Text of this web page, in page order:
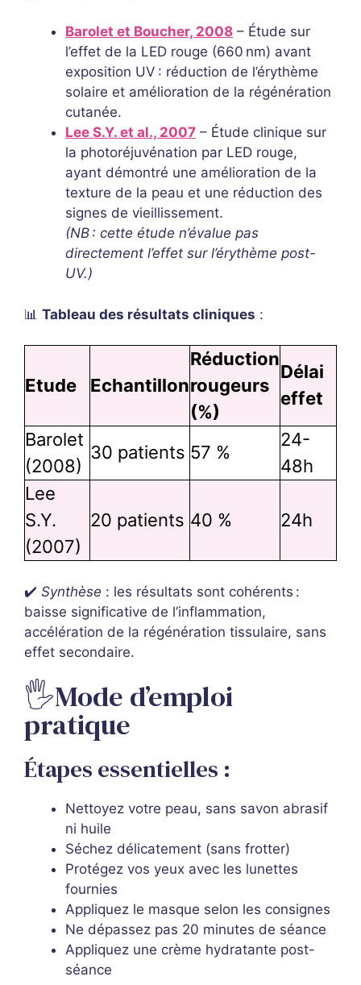
Barolet et Boucher, 2008 – Étude sur
l’effet de la LED rouge (660 nm) avant
exposition UV : réduction de l’érythème
solaire et amélioration de la régénération
cutanée.
Lee S.Y. et al., 2007 – Étude clinique sur
la photoréjuvénation par LED rouge,
ayant démontré une amélioration de la
texture de la peau et une réduction des
signes de vieillissement.
(NB : cette étude n’évalue pas
directement l’effet sur l’érythème post-
UV.)
📊 Tableau des résultats cliniques :
Etude Echantillon
Réduction
rougeurs
(%)
Délai
effet
Barolet
(2008)
30 patients 57 %
24-
48h
Lee
S.Y.
(2007)
20 patients 40 % 24h
✔️ Synthèse : les résultats sont cohérents :
baisse significative de l’inflammation,
accélération de la régénération tissulaire, sans
effet secondaire.
🖐️Mode d’emploi
pratique
Étapes essentielles :
Nettoyez votre peau, sans savon abrasif
ni huile
Séchez délicatement (sans frotter)
Protégez vos yeux avec les lunettes
fournies
Appliquez le masque selon les consignes
Ne dépassez pas 20 minutes de séance
Appliquez une crème hydratante post-
séance